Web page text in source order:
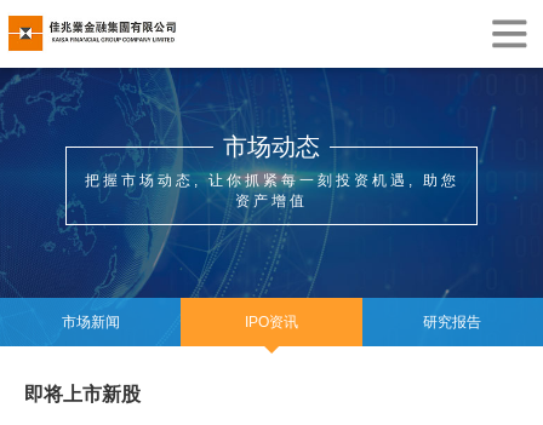
市场动态
把握市场动态, 让你抓紧每一刻投资机遇, 助您
资产增值
市场新闻 IPO资讯 研究报告
即将上市新股